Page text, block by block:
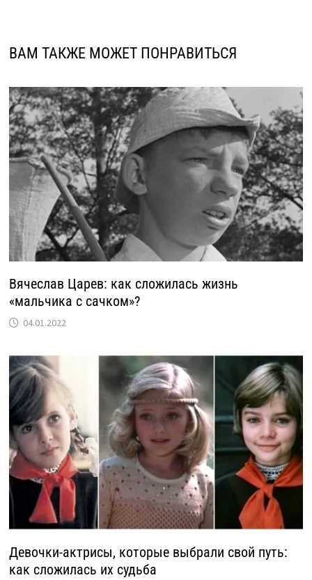
ВАМ ТАКЖЕ МОЖЕТ ПОНРАВИТЬСЯ
Вячеслав Царев: как сложилась жизнь
«мальчика с сачком»?
04.01.2022
Девочки-актрисы, которые выбрали свой путь:
как сложилась их судьба